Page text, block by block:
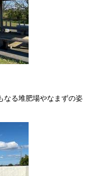
なる堆肥場やなまずの姿